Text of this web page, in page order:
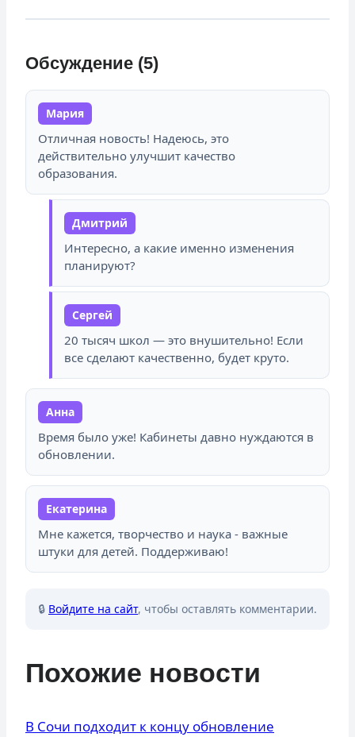
Обсуждение (5)
Мария
Отличная новость! Надеюсь, это
действительно улучшит качество
образования.
Дмитрий
Интересно, а какие именно изменения
планируют?
Сергей
20 тысяч школ — это внушительно! Если
все сделают качественно, будет круто.
Анна
Время было уже! Кабинеты давно нуждаются в
обновлении.
Екатерина
Мне кажется, творчество и наука - важные
штуки для детей. Поддерживаю!
🔒 Войдите на сайт, чтобы оставлять комментарии.
Похожие новости
В Сочи подходит к концу обновление